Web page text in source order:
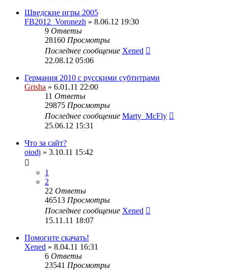
Шведские игры 2005
FB2012_Voronezh » 8.06.12 19:30
9 Ответы
28160 Просмотры
Последнее сообщение Xened
22.08.12 05:06
Германия 2010 с русскими субтитрами
Grisha » 6.01.11 22:00
11 Ответы
29875 Просмотры
Последнее сообщение Marty_McFly
25.06.12 15:31
Что за сайт?
oiodj » 3.10.11 15:42
1
2
22 Ответы
46513 Просмотры
Последнее сообщение Xened
15.11.11 18:07
Помогите скачать!
Xened » 8.04.11 16:31
6 Ответы
23541 Просмотры